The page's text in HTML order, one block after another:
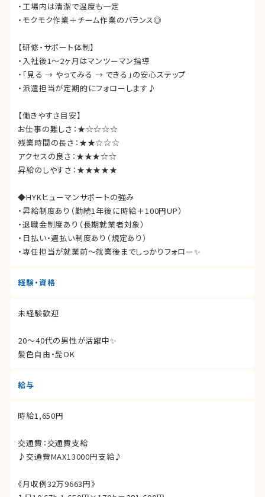
・工場内は清潔で温度も一定
・モクモク作業＋チーム作業のバランス◎
【研修・サポート体制】
・入社後1〜2ヶ月はマンツーマン指導
・「見る → やってみる → できる」の安心ステップ
・派遣担当が定期的にフォローします♪
【働きやすさ目安】
お仕事の難しさ：★☆☆☆☆
残業時間の長さ：★★☆☆☆
アクセスの良さ：★★★☆☆
昇給のしやすさ：★★★★★
◆HYKヒューマンサポートの強み
・昇給制度あり（勤続1年後に時給＋100円UP）
・退職金制度あり（長期就業者対象）
・日払い・週払い制度あり（規定あり）
・専任担当が就業前〜就業後までしっかりフォロー✨
経験・資格
未経験歓迎
20〜40代の男性が活躍中✨
髪色自由・髭OK
給与
時給1,650円
交通費：交通費支給
♪交通費MAX13000円支給♪
《月収例32万9663円》